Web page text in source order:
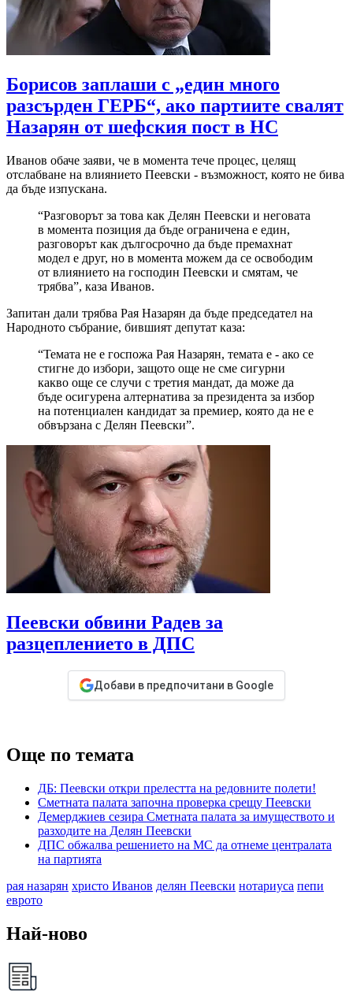
Борисов заплаши с „един много
разсърден ГЕРБ“, ако партиите свалят
Назарян от шефския пост в НС
Иванов обаче заяви, че в момента тече процес, целящ
отслабване на влиянието Пеевски - възможност, която не бива
да бъде изпускана.
“Разговорът за това как Делян Пеевски и неговата
в момента позиция да бъде ограничена е един,
разговорът как дългосрочно да бъде премахнат
модел е друг, но в момента можем да се освободим
от влиянието на господин Пеевски и смятам, че
трябва”, каза Иванов.
Запитан дали трябва Рая Назарян да бъде председател на
Народното събрание, бившият депутат каза:
“Темата не е госпожа Рая Назарян, темата е - ако се
стигне до избори, защото още не сме сигурни
какво още се случи с третия мандат, да може да
бъде осигурена алтернатива за президента за избор
на потенциален кандидат за премиер, която да не е
обвързана с Делян Пеевски”.
Пеевски обвини Радев за
разцеплението в ДПС
Добави в предпочитани в Google
Още по темата
ДБ: Пеевски откри прелестта на редовните полети!
Сметната палата започна проверка срещу Пеевски
Демерджиев сезира Сметната палата за имуществото и
разходите на Делян Пеевски
ДПС обжалва решението на МС да отнеме централата
на партията
рая назарян христо Иванов делян Пеевски нотариуса пепи
еврото
Най-ново